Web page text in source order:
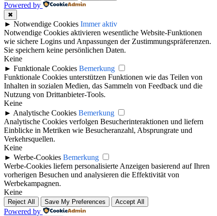
Powered by
✖
► Notwendige Cookies Immer aktiv
Notwendige Cookies aktivieren wesentliche Website-Funktionen
wie sichere Logins und Anpassungen der Zustimmungspräferenzen.
Sie speichern keine persönlichen Daten.
Keine
► Funktionale Cookies Bemerkung
Funktionale Cookies unterstützen Funktionen wie das Teilen von
Inhalten in sozialen Medien, das Sammeln von Feedback und die
Nutzung von Drittanbieter-Tools.
Keine
► Analytische Cookies Bemerkung
Analytische Cookies verfolgen Besucherinteraktionen und liefern
Einblicke in Metriken wie Besucheranzahl, Absprungrate und
Verkehrsquellen.
Keine
► Werbe-Cookies Bemerkung
Werbe-Cookies liefern personalisierte Anzeigen basierend auf Ihren
vorherigen Besuchen und analysieren die Effektivität von
Werbekampagnen.
Keine
Reject All Save My Preferences Accept All
Powered by